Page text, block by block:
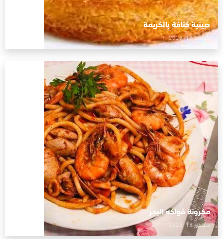
صينية كنافة بالكريمة
سبتمبر 18, 2023
مكرونة فواكه البحر
سبتمبر 18, 2023